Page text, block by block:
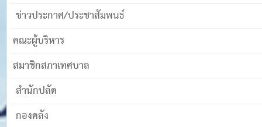
ข่าวประกาศ/ประชาสัมพนธ์
คณะผู้บริหาร
สมาชิกสภาเทศบาล
สำนักปลัด
กองคลัง